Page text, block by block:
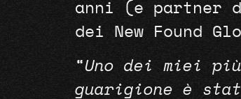
anni (e partner
dei New Found
“Uno dei miei
guarigione è